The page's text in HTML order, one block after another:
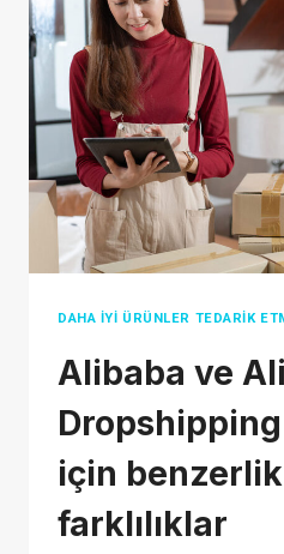
KADAR
SÜRER?
DAHA İYI ÜRÜNLER TEDARIK
Alibaba ve
için
farklılıklar